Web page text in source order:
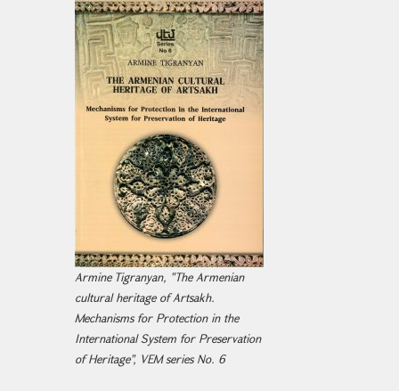
Armine Tigranyan, "The Armenian
cultural heritage of Artsakh.
Mechanisms for Protection in the
International System for Preservation
of Heritage", VEM series No. 6